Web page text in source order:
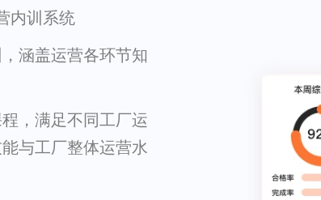
内训系统
涵盖运营各环节知
，满足不同工厂运
与工厂整体运营水